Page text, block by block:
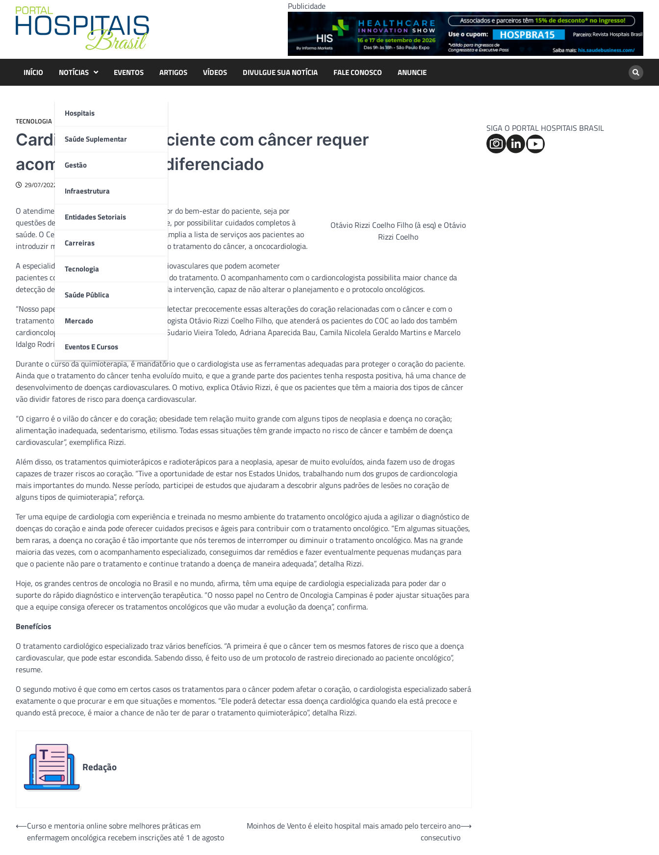
content
Publicidade
INÍCIO NOTÍCIAS
Hospitais
Saúde Suplementar
Gestão
Infraestrutura
Entidades Setoriais
Carreiras
Tecnologia
Saúde Pública
Mercado
Eventos E Cursos
EVENTOS ARTIGOS VÍDEOS DIVULGUE SUA NOTÍCIA FALE CONOSCO ANUNCIE
TECNOLOGIA
Cardioncologia: Paciente com câncer requer
acompanhamento diferenciado
29/07/2022
Otávio Rizzi Coelho Filho (à esq) e Otávio
Rizzi Coelho
O atendimento multidisciplinar é um facilitador do bem-estar do paciente, seja por
questões de conveniência ou, mais importante, por possibilitar cuidados completos à
saúde. O Centro de Oncologia Campinas (SP) amplia a lista de serviços aos pacientes ao
introduzir mais uma especialidade essencial ao tratamento do câncer, a oncocardiologia.
A especialidade é direcionada às doenças cardiovasculares que podem acometer
pacientes com câncer antes, durante e depois do tratamento. O acompanhamento com o cardioncologista possibilita maior chance da
detecção de uma cardiotoxicidade e uma rápida intervenção, capaz de não alterar o planejamento e o protocolo oncológicos.
“Nosso papel como cardioncologista é tentar detectar precocemente essas alterações do coração relacionadas com o câncer e com o
tratamento do câncer”, reafirma o oncocardiologista Otávio Rizzi Coelho Filho, que atenderá os pacientes do COC ao lado dos também
cardioncologistas Otávio Rizzi Coelho, Rafael Sudario Vieira Toledo, Adriana Aparecida Bau, Camila Nicolela Geraldo Martins e Marcelo
Idalgo Rodrigues.
Durante o curso da quimioterapia, é mandatório que o cardiologista use as ferramentas adequadas para proteger o coração do paciente.
Ainda que o tratamento do câncer tenha evoluído muito, e que a grande parte dos pacientes tenha resposta positiva, há uma chance de
desenvolvimento de doenças cardiovasculares. O motivo, explica Otávio Rizzi, é que os pacientes que têm a maioria dos tipos de câncer
vão dividir fatores de risco para doença cardiovascular.
“O cigarro é o vilão do câncer e do coração; obesidade tem relação muito grande com alguns tipos de neoplasia e doença no coração;
alimentação inadequada, sedentarismo, etilismo. Todas essas situações têm grande impacto no risco de câncer e também de doença
cardiovascular”, exemplifica Rizzi.
Além disso, os tratamentos quimioterápicos e radioterápicos para a neoplasia, apesar de muito evoluídos, ainda fazem uso de drogas
capazes de trazer riscos ao coração. “Tive a oportunidade de estar nos Estados Unidos, trabalhando num dos grupos de cardioncologia
mais importantes do mundo. Nesse período, participei de estudos que ajudaram a descobrir alguns padrões de lesões no coração de
alguns tipos de quimioterapia”, reforça.
Ter uma equipe de cardiologia com experiência e treinada no mesmo ambiente do tratamento oncológico ajuda a agilizar o diagnóstico de
doenças do coração e ainda pode oferecer cuidados precisos e ágeis para contribuir com o tratamento oncológico. “Em algumas situações,
bem raras, a doença no coração é tão importante que nós teremos de interromper ou diminuir o tratamento oncológico. Mas na grande
maioria das vezes, com o acompanhamento especializado, conseguimos dar remédios e fazer eventualmente pequenas mudanças para
que o paciente não pare o tratamento e continue tratando a doença de maneira adequada”, detalha Rizzi.
Hoje, os grandes centros de oncologia no Brasil e no mundo, afirma, têm uma equipe de cardiologia especializada para poder dar o
suporte do rápido diagnóstico e intervenção terapêutica. “O nosso papel no Centro de Oncologia Campinas é poder ajustar situações para
que a equipe consiga oferecer os tratamentos oncológicos que vão mudar a evolução da doença”, confirma.
Benefícios
O tratamento cardiológico especializado traz vários benefícios. “A primeira é que o câncer tem os mesmos fatores de risco que a doença
cardiovascular, que pode estar escondida. Sabendo disso, é feito uso de um protocolo de rastreio direcionado ao paciente oncológico”,
resume.
O segundo motivo é que como em certos casos os tratamentos para o câncer podem afetar o coração, o cardiologista especializado saberá
exatamente o que procurar e em que situações e momentos. “Ele poderá detectar essa doença cardiológica quando ela está precoce e
quando está precoce, é maior a chance de não ter de parar o tratamento quimioterápico”, detalha Rizzi.
Redação
Navegação
⟵Curso e mentoria online sobre melhores práticas em
enfermagem oncológica recebem inscrições até 1 de agosto
Moinhos de Vento é eleito hospital mais amado pelo terceiro ano
consecutivo
⟶
SIGA O PORTAL HOSPITAIS BRASIL